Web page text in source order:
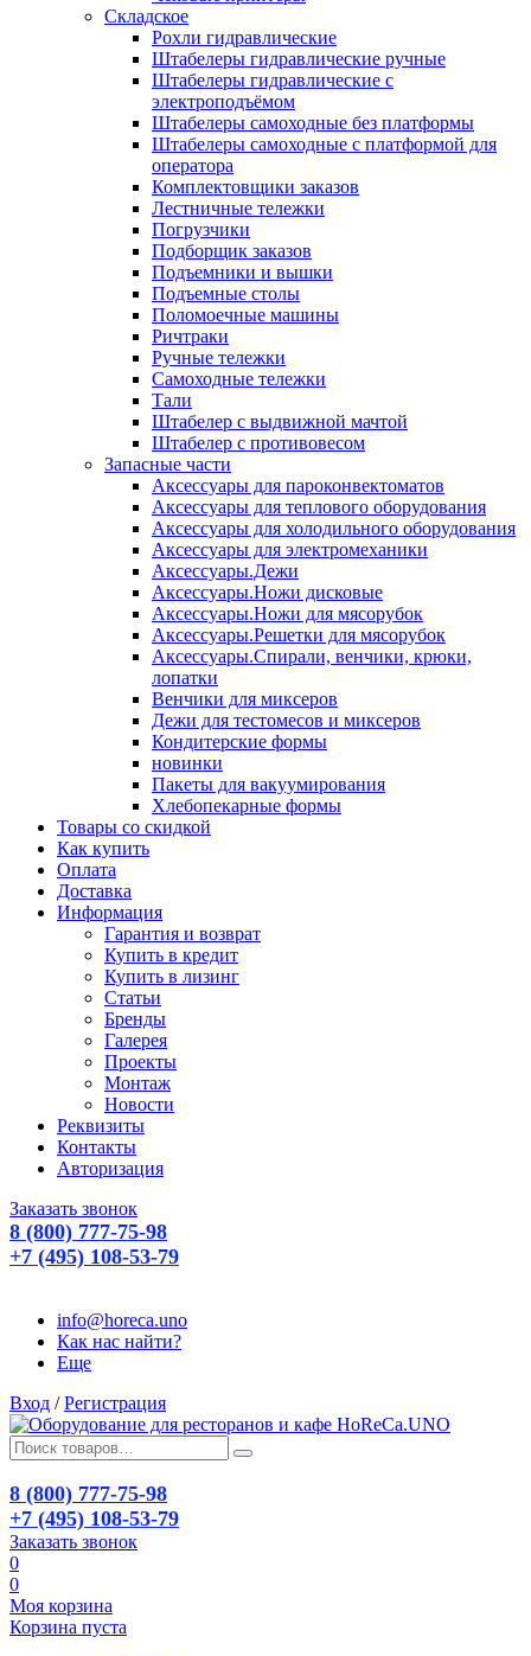
Складское
Рохли гидравлические
Штабелеры гидравлические ручные
Штабелеры гидравлические с
электроподъёмом
Штабелеры самоходные без платформы
Штабелеры самоходные с платформой для
оператора
Комплектовщики заказов
Лестничные тележки
Погрузчики
Подборщик заказов
Подъемники и вышки
Подъемные столы
Поломоечные машины
Ричтраки
Ручные тележки
Самоходные тележки
Тали
Штабелер с выдвижной мачтой
Штабелер с противовесом
Запасные части
Аксессуары для пароконвектоматов
Аксессуары для теплового оборудования
Аксессуары для холодильного оборудования
Аксессуары для электромеханики
Аксессуары.Дежи
Аксессуары.Ножи дисковые
Аксессуары.Ножи для мясорубок
Аксессуары.Решетки для мясорубок
Аксессуары.Спирали, венчики, крюки,
лопатки
Венчики для миксеров
Дежи для тестомесов и миксеров
Кондитерские формы
новинки
Пакеты для вакуумирования
Хлебопекарные формы
Товары со скидкой
Как купить
Оплата
Доставка
Информация
Гарантия и возврат
Купить в кредит
Купить в лизинг
Статьи
Бренды
Галерея
Проекты
Монтаж
Новости
Реквизиты
Контакты
Авторизация
Заказать звонок
8 (800) 777-75-98
+7 (495) 108-53-79
info@horeca.uno
Как нас найти?
Еще
Вход / Регистрация
8 (800) 777-75-98
+7 (495) 108-53-79
Заказать звонок
0
0
Моя корзина
Корзина пуста